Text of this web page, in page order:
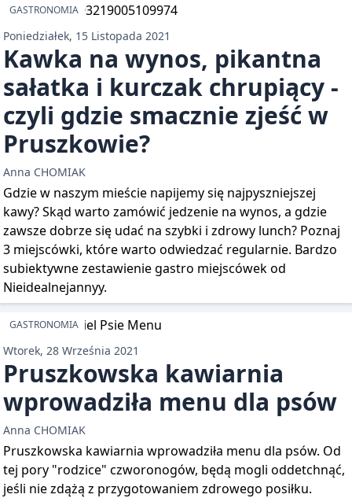
GASTRONOMIA
Poniedziałek, 15 Listopada 2021
Kawka na wynos, pikantna
sałatka i kurczak chrupiący -
czyli gdzie smacznie zjeść w
Pruszkowie?
Anna CHOMIAK
Gdzie w naszym mieście napijemy się najpyszniejszej
kawy? Skąd warto zamówić jedzenie na wynos, a gdzie
zawsze dobrze się udać na szybki i zdrowy lunch? Poznaj
3 miejscówki, które warto odwiedzać regularnie. Bardzo
subiektywne zestawienie gastro miejscówek od
Nieidealnejannyy.
GASTRONOMIA
Wtorek, 28 Września 2021
Pruszkowska kawiarnia
wprowadziła menu dla psów
Anna CHOMIAK
Pruszkowska kawiarnia wprowadziła menu dla psów. Od
tej pory "rodzice" czworonogów, będą mogli oddetchnąć,
jeśli nie zdążą z przygotowaniem zdrowego posiłku.